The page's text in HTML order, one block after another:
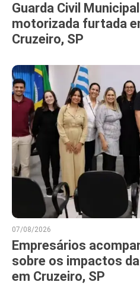
Guarda Civil
motorizada furtada
Cruzeiro, SP
07/08/2026
Empresários
sobre os impactos
em Cruzeiro, SP